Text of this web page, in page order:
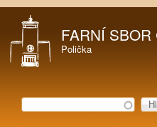
FARNÍ SBOR
Polička
Vyhledávání
Hledat